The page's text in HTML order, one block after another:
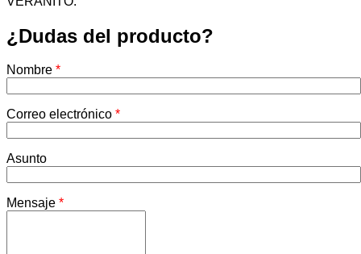
¿Dudas del producto?
Nombre *
Correo electrónico *
Asunto
Mensaje *